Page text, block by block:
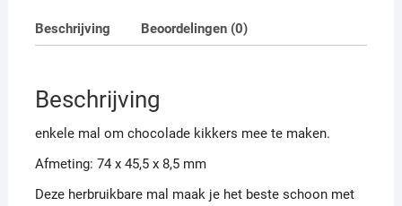
Beschrijving Beoordelingen (0)
Beschrijving
enkele mal om chocolade kikkers mee te maken.
Afmeting: 74 x 45,5 x 8,5 mm
Deze herbruikbare mal maak je het beste schoon met